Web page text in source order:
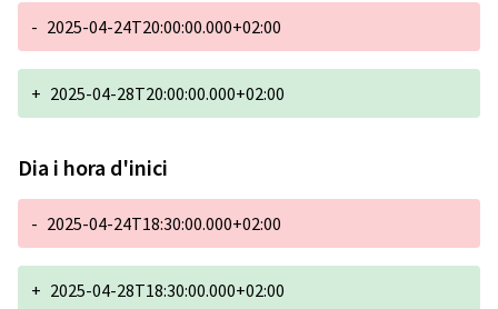
- 2025-04-24T20:00:00.000+02:00
+ 2025-04-28T20:00:00.000+02:00
Dia i hora d'inici
- 2025-04-24T18:30:00.000+02:00
+ 2025-04-28T18:30:00.000+02:00